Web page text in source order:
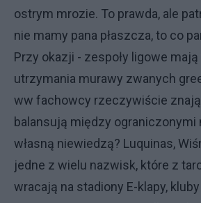
ostrym mrozie. To prawda, ale
nie mamy pana płaszcza, to co
Przy okazji - zespoły ligowe
utrzymania murawy zwanych
ww fachowcy rzeczywiście
balansują między ograniczonymi
własną niewiedzą? Luquinas,
jedne z wielu nazwisk, które z
wracają na stadiony E-klapy,